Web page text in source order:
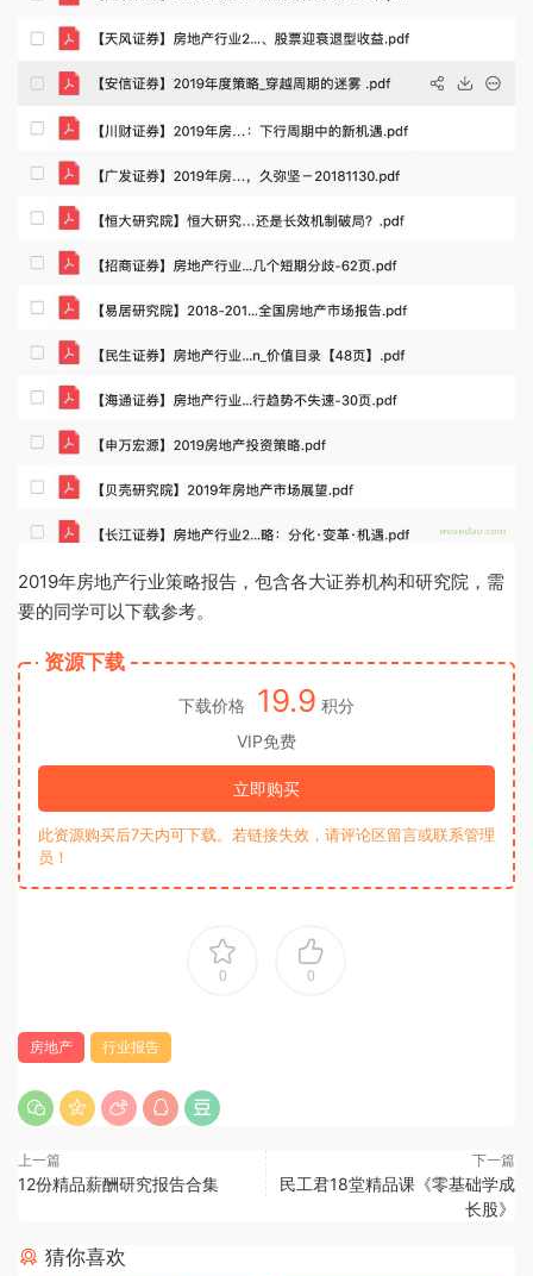
2019年房地产行业策略报告，包含各大证券机构和研究院，需
要的同学可以下载参考。
资源下载
下载价格 19.9 积分
VIP免费
立即购买
此资源购买后7天内可下载。若链接失效，请评论区留言或联系管理
员！
0 0
房地产 行业报告
上一篇
12份精品薪酬研究报告合集
下一篇
民工君18堂精品课《零基础学成
长股》
猜你喜欢